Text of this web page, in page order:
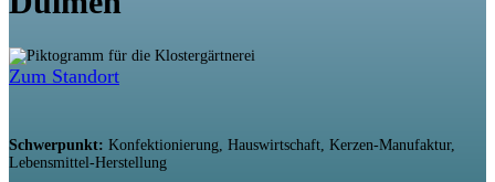
Zum Standort
Schwerpunkt: Konfektionierung, Hauswirtschaft, Kerzen-Manufaktur,
Lebensmittel-Herstellung